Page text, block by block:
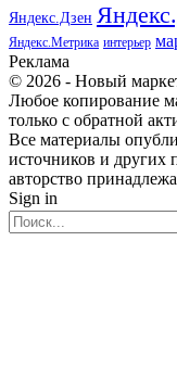
Яндекс.Дзен
Яндекс.Метрика интерьер
Реклама
© 2026 - Новый
Любое копирование
только с обратной
Все материалы
источников и других
авторство
Sign in